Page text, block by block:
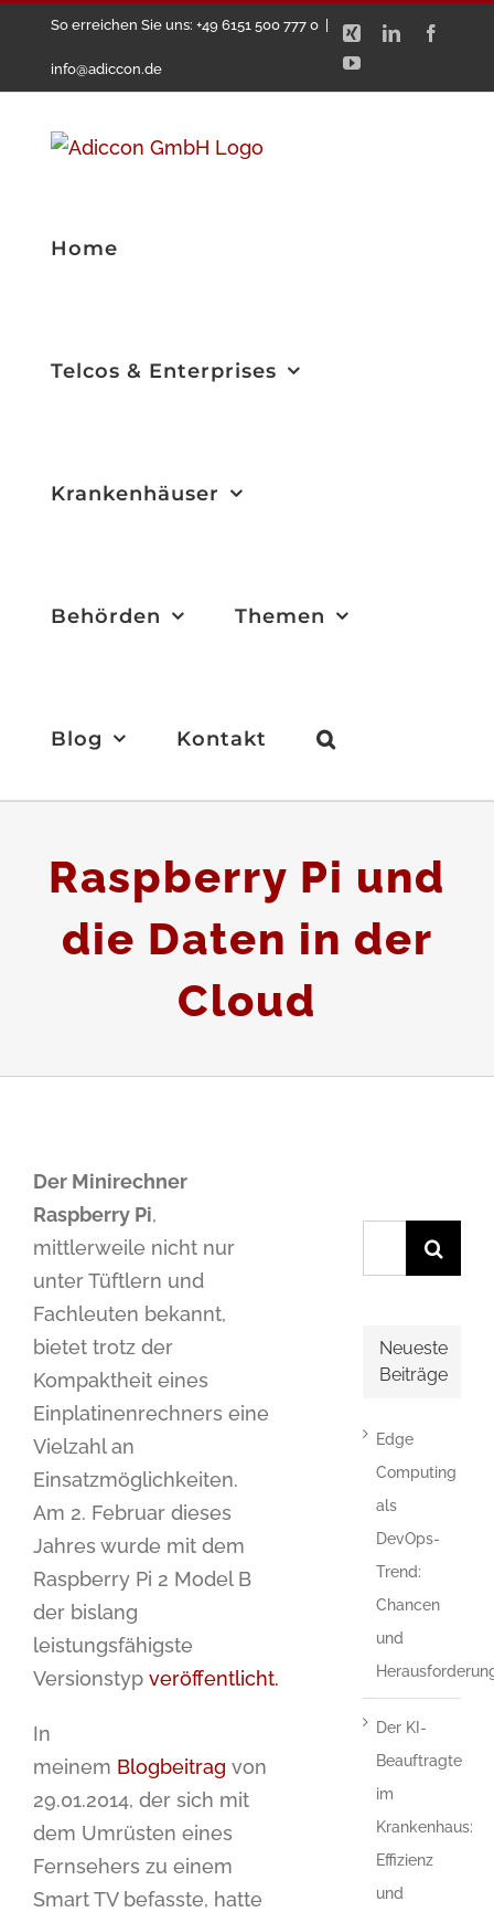
springen
So erreichen Sie uns: +49 6151 500 777 0
info@adiccon.de
Xing LinkedIn
YouTube
Home
Telcos & Enterprises
Krankenhäuser
Behörden Themen
Blog Kontakt
Raspberry Pi und
die Daten in der
Cloud
Der Minirechner
Raspberry Pi,
mittlerweile nicht nur
unter Tüftlern und
Fachleuten bekannt,
bietet trotz der
Kompaktheit eines
Einplatinenrechners eine
Vielzahl an
Einsatzmöglichkeiten.
Am 2. Februar dieses
Jahres wurde mit dem
Raspberry Pi 2 Model B
der bislang
leistungsfähigste
Versionstyp veröffentlicht.
In
meinem Blogbeitrag von
29.01.2014, der sich mit
dem Umrüsten eines
Fernsehers zu einem
Smart TV befasste, hatte
Neueste
Beiträge
Edge
Computing
als
DevOps-
Trend:
Chancen
und
Der KI-
Beauftragte
im
Krankenhaus:
Effizienz
und